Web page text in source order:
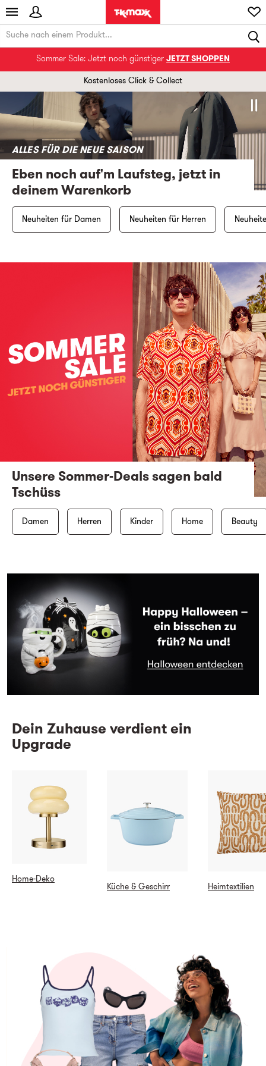
Sommer Sale: Jetzt noch günstiger JETZT SHOPPEN
TK Maxx deKostenloses Click & Collect
ALLES FÜR DIE NEUE SAISON
Eben noch auf'm Laufsteg, jetzt in
deinem Warenkorb
Neuheiten für Damen Neuheiten für Herren
Unsere Sommer-Deals sagen bald
Tschüss
Damen Herren Kinder Home Beauty
Dein Zuhause verdient ein
Upgrade
Home-Deko
Küche & Geschirr
Heimtextilien